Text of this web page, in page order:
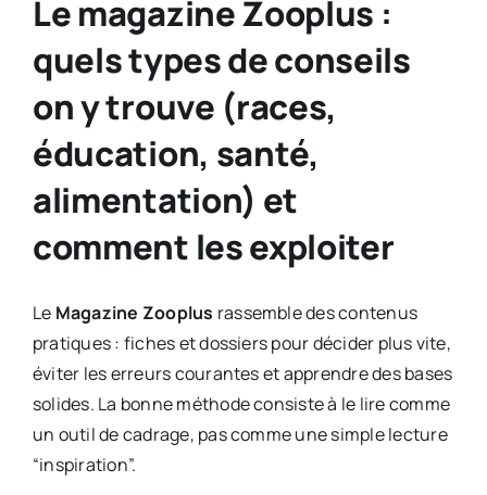
Le magazine Zooplus :
quels types de conseils
on y trouve (races,
éducation, santé,
alimentation) et
comment les exploiter
Le Magazine Zooplus rassemble des contenus
pratiques : fiches et dossiers pour décider plus vite,
éviter les erreurs courantes et apprendre des bases
solides. La bonne méthode consiste à le lire comme
un outil de cadrage, pas comme une simple lecture
“inspiration”.